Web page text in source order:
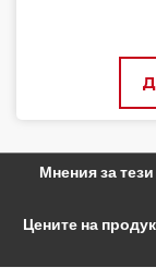
Мнения за
Цените на